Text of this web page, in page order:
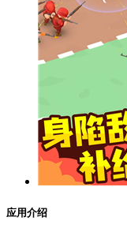
应用介绍